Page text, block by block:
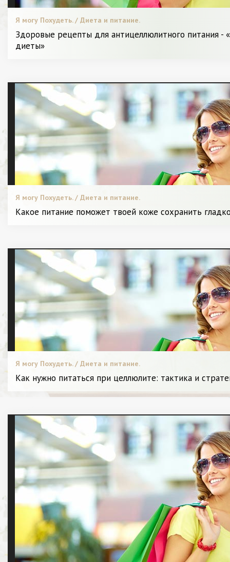
Я могу Похудеть. / Диета и питание.
Здоровые рецепты для антицеллюлитного питания -
диеты»
Я могу Похудеть. / Диета и питание.
Какое питание поможет твоей коже сохранить
Я могу Похудеть. / Диета и питание.
Как нужно питаться при целлюлите: тактика и